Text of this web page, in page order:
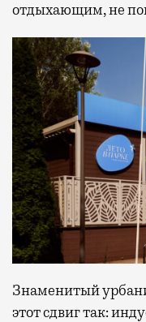
отдыхающим, не
Знаменитый
этот сдвиг так: